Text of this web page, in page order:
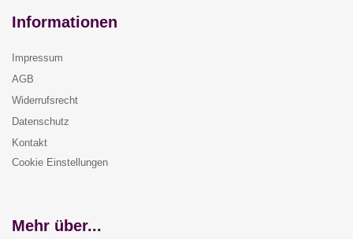
Informationen
Impressum
AGB
Widerrufsrecht
Datenschutz
Kontakt
Cookie Einstellungen
Mehr über...